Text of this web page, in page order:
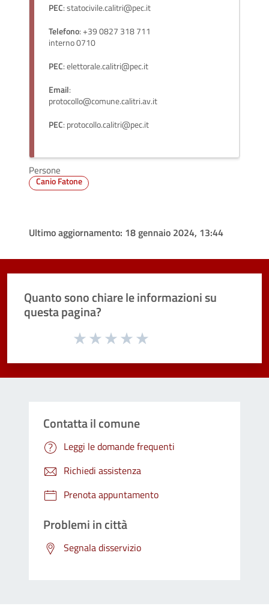
PEC: statocivile.calitri@pec.it
Telefono: +39 0827 318 711
interno 0710
PEC: elettorale.calitri@pec.it
Email:
protocollo@comune.calitri.av.it
PEC: protocollo.calitri@pec.it
Persone
Canio Fatone
Ultimo aggiornamento: 18 gennaio 2024, 13:44
Quanto sono chiare le informazioni su
questa pagina?
Valuta da 1 a 5 stelle la pagina
Contatta il comune
Leggi le domande frequenti
Richiedi assistenza
Prenota appuntamento
Problemi in città
Segnala disservizio